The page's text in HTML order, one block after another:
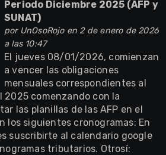
Periodo Diciembre 2025 (AFP y
SUNAT)
por UnOsoRojoen 2 de enero de 2026
a las 10:47
El jueves 08/01/2026, comienzan
a vencer las obligaciones
mensuales correspondientes al
2025 comenzando con la
las planillas de las AFP en el
los siguientes cronogramas: En
suscribirte al calendario google
tributarios. Otrosí: